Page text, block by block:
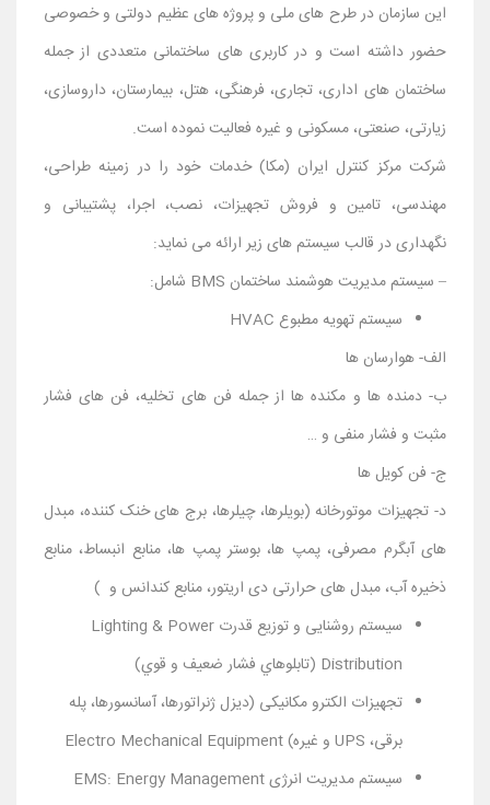
این سازمان در طرح های ملی و پروژه های عظیم دولتی و خصوصی
حضور داشته است و در کاربری های ساختمانی متعددی از جمله
ساختمان های اداری، تجاری، فرهنگی، هتل، بیمارستان، داروسازی،
زیارتی، صنعتی، مسکونی و غیره فعالیت نموده است.
شرکت مرکز کنترل ایران (مکا) خدمات خود را در زمینه طراحی،
مهندسی، تامین و فروش تجهیزات، نصب، اجرا، پشتیبانی و
نگهداری در قالب سیستم های زیر ارائه می نماید:
– سیستم مدیریت هوشمند ساختمان BMS شامل:
سیستم تهویه مطبوع HVAC
الف- هوارسان ها
ب- دمنده ها و مکنده ها از جمله فن های تخلیه، فن های فشار
مثبت و فشار منفی و …
ج- فن کویل ها
د- تجهیزات موتورخانه (بویلرها، چیلرها، برج های خنک کننده، مبدل
های آبگرم مصرفی، پمپ ها، بوستر پمپ ها، منابع انبساط، منابع
ذخیره آب، مبدل های حرارتی دی اریتور، منابع کندانس و )
سیستم روشنایی و توزیع قدرت Lighting & Power
Distribution (تابلوهاي فشار ضعیف و قوي)
تجهیزات الکترو مکانیکی (دیزل ژنراتورها، آسانسورها، پله
برقی، UPS و غیره) Electro Mechanical Equipment
سیستم مدیریت انرژی EMS: Energy Management